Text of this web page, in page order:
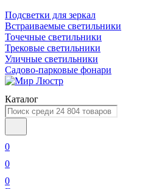
Подсветки для зеркал
Встраиваемые светильники
Точечные светильники
Трековые светильники
Уличные светильники
Садово-парковые фонари
Каталог
0
0
0